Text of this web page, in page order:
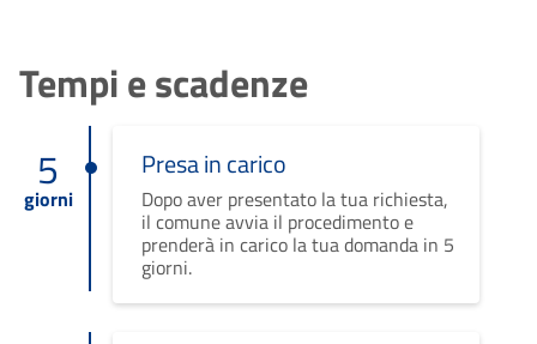
Tempi e scadenze
5
giorni
Presa in carico
Dopo aver presentato la tua richiesta,
il comune avvia il procedimento e
prenderà in carico la tua domanda in 5
giorni.